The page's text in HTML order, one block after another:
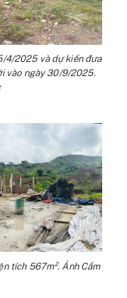
4/2025 và dự kiến đưa
vào ngày 30/9/2025.
tích 567m². Ảnh Cẩm